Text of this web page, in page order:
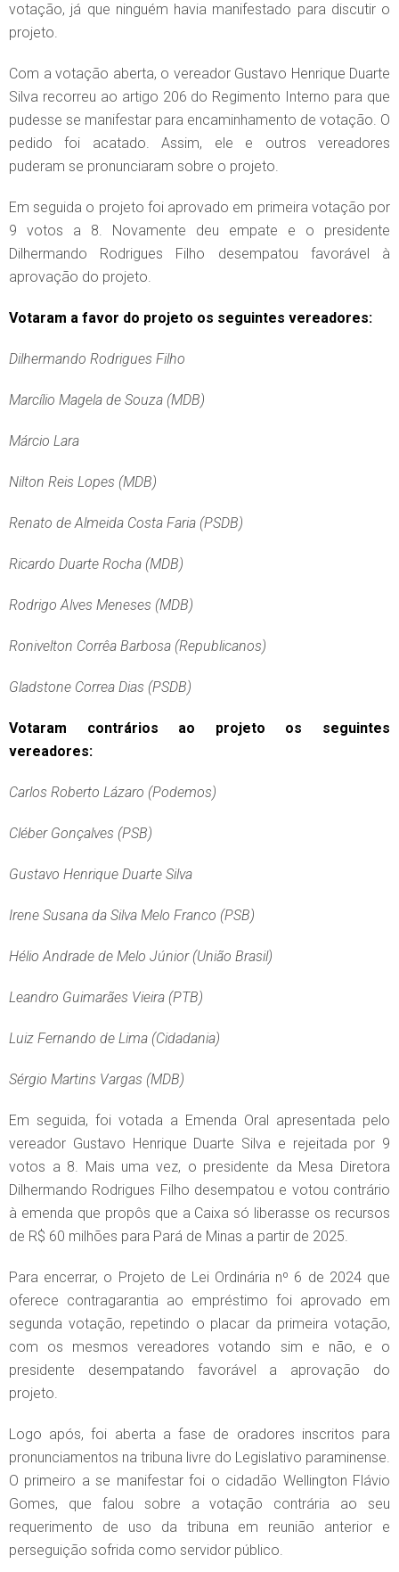
votação, já que ninguém havia manifestado para discutir o
projeto.
Com a votação aberta, o vereador Gustavo Henrique Duarte
Silva recorreu ao artigo 206 do Regimento Interno para que
pudesse se manifestar para encaminhamento de votação. O
pedido foi acatado. Assim, ele e outros vereadores
puderam se pronunciaram sobre o projeto.
Em seguida o projeto foi aprovado em primeira votação por
9 votos a 8. Novamente deu empate e o presidente
Dilhermando Rodrigues Filho desempatou favorável à
aprovação do projeto.
Votaram a favor do projeto os seguintes vereadores:
Dilhermando Rodrigues Filho
Marcílio Magela de Souza (MDB)
Márcio Lara
Nilton Reis Lopes (MDB)
Renato de Almeida Costa Faria (PSDB)
Ricardo Duarte Rocha (MDB)
Rodrigo Alves Meneses (MDB)
Ronivelton Corrêa Barbosa (Republicanos)
Gladstone Correa Dias (PSDB)
Votaram contrários ao projeto os seguintes
vereadores:
Carlos Roberto Lázaro (Podemos)
Cléber Gonçalves (PSB)
Gustavo Henrique Duarte Silva
Irene Susana da Silva Melo Franco (PSB)
Hélio Andrade de Melo Júnior (União Brasil)
Leandro Guimarães Vieira (PTB)
Luiz Fernando de Lima (Cidadania)
Sérgio Martins Vargas (MDB)
Em seguida, foi votada a Emenda Oral apresentada pelo
vereador Gustavo Henrique Duarte Silva e rejeitada por 9
votos a 8. Mais uma vez, o presidente da Mesa Diretora
Dilhermando Rodrigues Filho desempatou e votou contrário
à emenda que propôs que a Caixa só liberasse os recursos
de R$ 60 milhões para Pará de Minas a partir de 2025.
Para encerrar, o Projeto de Lei Ordinária nº 6 de 2024 que
oferece contragarantia ao empréstimo foi aprovado em
segunda votação, repetindo o placar da primeira votação,
com os mesmos vereadores votando sim e não, e o
presidente desempatando favorável a aprovação do
projeto.
Logo após, foi aberta a fase de oradores inscritos para
pronunciamentos na tribuna livre do Legislativo paraminense.
O primeiro a se manifestar foi o cidadão Wellington Flávio
Gomes, que falou sobre a votação contrária ao seu
requerimento de uso da tribuna em reunião anterior e
perseguição sofrida como servidor público.